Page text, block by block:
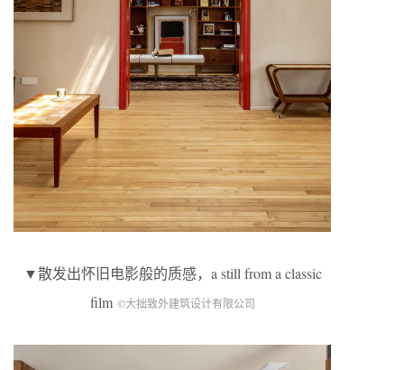
▼散发出怀旧电影般的质感，a still from a classic
film ©大拙致外建筑设计有限公司